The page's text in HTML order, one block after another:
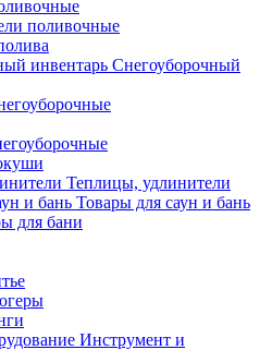
поливочные
Снегоуборочный
Теплицы, удлинители
Товары для саун и бань
для бани
Инструмент и